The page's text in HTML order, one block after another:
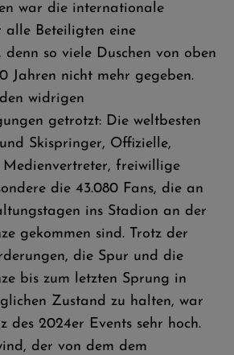
war die internationale
alle Beteiligten eine
so viele Duschen von oben
Jahren nicht mehr gegeben.
widrigen
getrotzt: Die weltbesten
Skispringer, Offizielle,
Medienvertreter, freiwillige
die 43.080 Fans, die an
ins Stadion an der
gekommen sind. Trotz der
die Spur und die
bis zum letzten Sprung in
Zustand zu halten, war
des 2024er Events sehr hoch.
der von dem dem